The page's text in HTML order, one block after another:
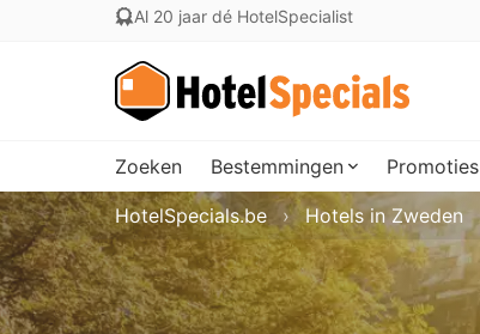
Al 20 jaar dé HotelSpecialist
Zoeken Bestemmingen Promoties
HotelSpecials.be Hotels in Zweden